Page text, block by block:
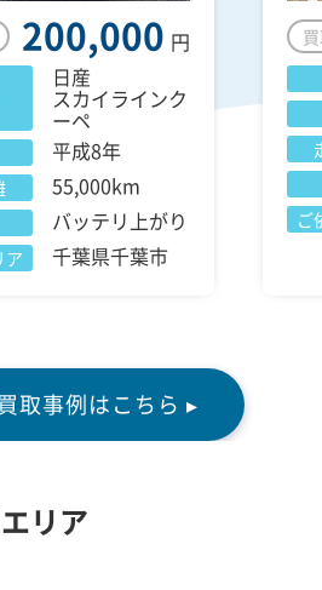
200,000 円
日産
スカイラインク
ーペ
平成8年
55,000km
バッテリ上がり
ア 千葉県千葉市
ご
取事例はこちら ▸
リア